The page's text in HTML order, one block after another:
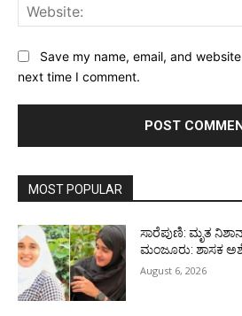
Save my name, email, and
next time I comment.
MOST POPULAR
ಸಾರೆಪುಣಿ: ಮೃತ
ಮಂಜೂರು: ಶಾಸಕ
August 6, 2026